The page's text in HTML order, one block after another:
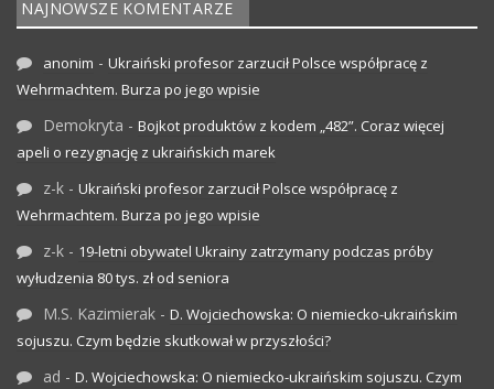
NAJNOWSZE KOMENTARZE
anonim - Ukraiński profesor zarzucił Polsce współpracę z
Wehrmachtem. Burza po jego wpisie
Demokryta - Bojkot produktów z kodem „482”. Coraz więcej
apeli o rezygnację z ukraińskich marek
z-k - Ukraiński profesor zarzucił Polsce współpracę z
Wehrmachtem. Burza po jego wpisie
z-k - 19-letni obywatel Ukrainy zatrzymany podczas próby
wyłudzenia 80 tys. zł od seniora
M.S. Kazimierak - D. Wojciechowska: O niemiecko-ukraińskim
sojuszu. Czym będzie skutkował w przyszłości?
ad - D. Wojciechowska: O niemiecko-ukraińskim sojuszu. Czym